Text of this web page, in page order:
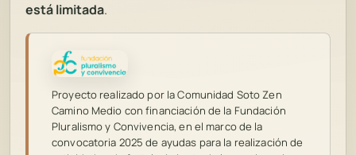
está limitada.
Proyecto realizado por la Comunidad Soto Zen
Camino Medio con financiación de la Fundación
Pluralismo y Convivencia, en el marco de la
convocatoria 2025 de ayudas para la realización de